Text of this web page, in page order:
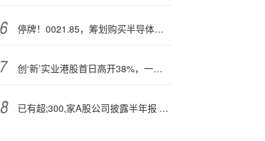
停牌！0021.85，筹划购买半导体资产
创‘新’实业港股首日高开38%，一手账面盈利2105港元
已有超;300,家A股公司披露半年报 龙头企业表现亮眼